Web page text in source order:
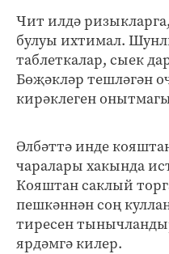
Чит илдә
булуы ихтимал.
таблеткалар, сыек
Бөҗәкләр тешләгән
кирәклеген
Әлбәттә инде
чаралары хакында
Кояштан саклый
пешкәннән соң
тиресен
ярдәмгә килер.